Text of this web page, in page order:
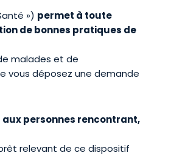
») permet à toute
de bonnes pratiques de
malades et de
vous déposez une demande
personnes rencontrant,
relevant de ce dispositif